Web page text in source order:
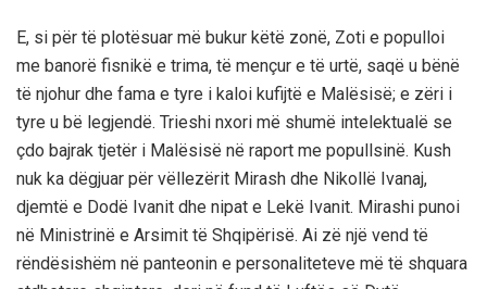
E, si për të plotësuar më bukur këtë zonë, Zoti e populloi
me banorë fisnikë e trima, të mençur e të urtë, saqë u bënë
të njohur dhe fama e tyre i kaloi kufijtë e Malësisë; e zëri i
tyre u bë legjendë. Trieshi nxori më shumë intelektualë se
çdo bajrak tjetër i Malësisë në raport me popullsinë. Kush
nuk ka dëgjuar për vëllezërit Mirash dhe Nikollë Ivanaj,
djemtë e Dodë Ivanit dhe nipat e Lekë Ivanit. Mirashi punoi
në Ministrinë e Arsimit të Shqipërisë. Ai zë një vend të
rëndësishëm në panteonin e personaliteteve më të shquara